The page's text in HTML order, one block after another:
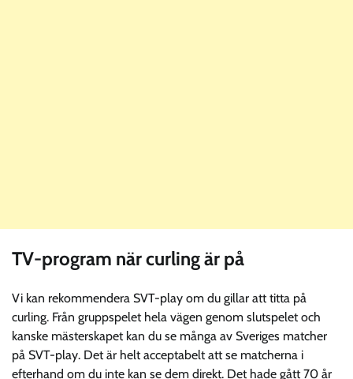
TV-program när curling är på
Vi kan rekommendera SVT-play om du gillar att titta på
curling. Från gruppspelet hela vägen genom slutspelet och
kanske mästerskapet kan du se många av Sveriges matcher
på SVT-play. Det är helt acceptabelt att se matcherna i
efterhand om du inte kan se dem direkt. Det hade gått 70 år